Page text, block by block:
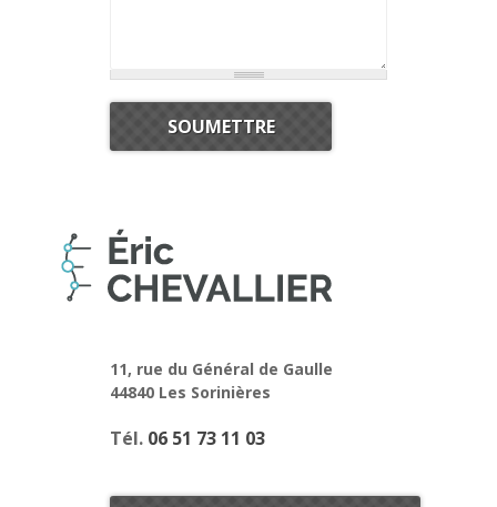
11, rue du Général de Gaulle
44840 Les Sorinières
Tél. 06 51 73 11 03